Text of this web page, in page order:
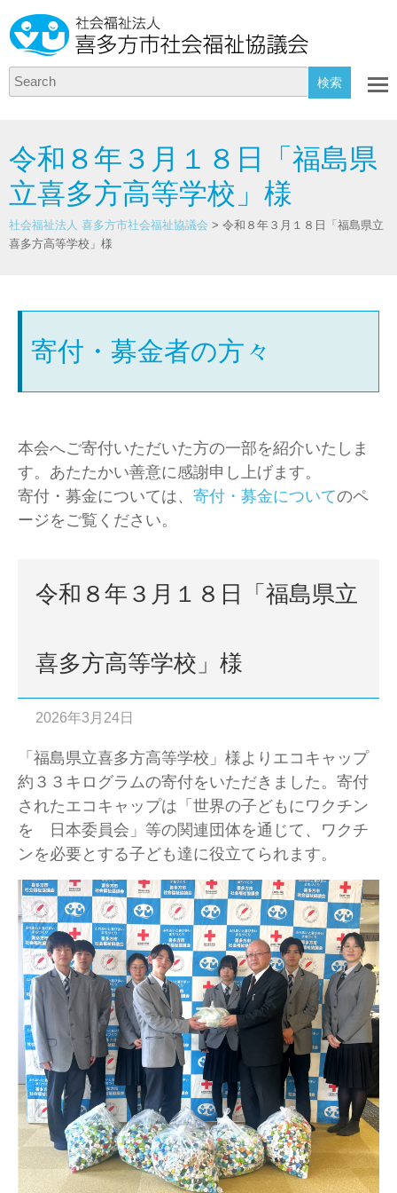
Search
令和８年３月１８日「福島県
立喜多方高等学校」様
社会福祉法人 喜多方市社会福祉協議会 > 令和８年３月１８日「福島県立
喜多方高等学校」様
寄付・募金者の方々
本会へご寄付いただいた方の一部を紹介いたしま
す。あたたかい善意に感謝申し上げます。
寄付・募金については、 寄付・募金についてのペ
ージをご覧ください。
令和８年３月１８日「福島県立
喜多方高等学校」様
2026年3月24日
「福島県立喜多方高等学校」様よりエコキャップ
約３３キログラムの寄付をいただきました。寄付
されたエコキャップは「世界の子どもにワクチン
を 日本委員会」等の関連団体を通じて、ワクチ
ンを必要とする子ども達に役立てられます。